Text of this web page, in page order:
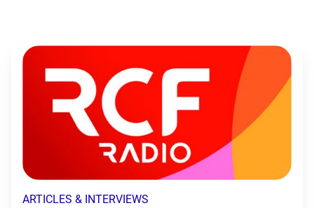
ARTICLES & INTERVIEWS